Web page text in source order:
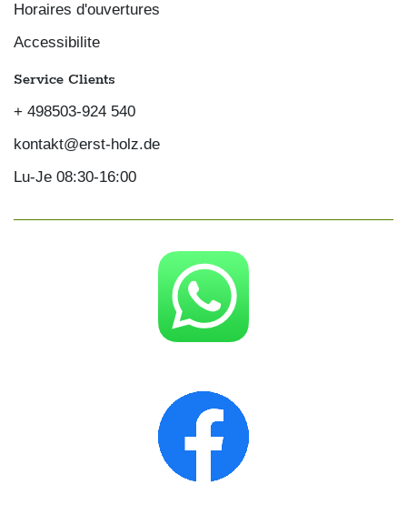
Horaires d'ouvertures
Accessibilite
Service Clients
+ 498503-924 540
kontakt@erst-holz.de
Lu-Je 08:30-16:00